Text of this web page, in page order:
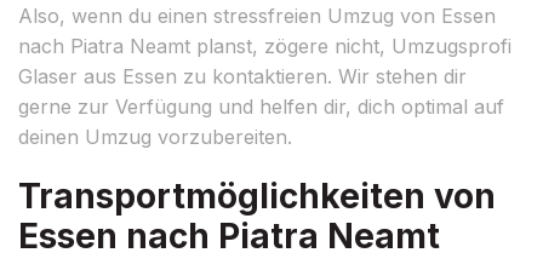
Also, wenn du einen stressfreien Umzug von Essen
nach Piatra Neamt planst, zögere nicht, Umzugsprofi
Glaser aus Essen zu kontaktieren. Wir stehen dir
gerne zur Verfügung und helfen dir, dich optimal auf
deinen Umzug vorzubereiten.
Transportmöglichkeiten von
Essen nach Piatra Neamt